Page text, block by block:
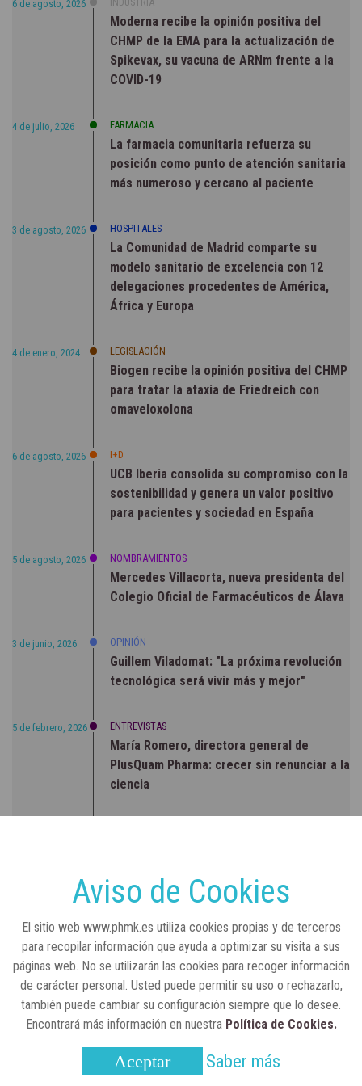
6 de agosto, 2026
Moderna recibe la opinión positiva del
CHMP de la EMA para la actualización de
Spikevax, su vacuna de ARNm frente a la
COVID-19
4 de julio, 2026 FARMACIA
La farmacia comunitaria refuerza su
posición como punto de atención sanitaria
más numeroso y cercano al paciente
3 de agosto, 2026 HOSPITALES
La Comunidad de Madrid comparte su
modelo sanitario de excelencia con 12
delegaciones procedentes de América,
África y Europa
4 de enero, 2024 LEGISLACIÓN
Biogen recibe la opinión positiva del CHMP
para tratar la ataxia de Friedreich con
omaveloxolona
6 de agosto, 2026 I+D
UCB Iberia consolida su compromiso con la
sostenibilidad y genera un valor positivo
para pacientes y sociedad en España
5 de agosto, 2026 NOMBRAMIENTOS
Mercedes Villacorta, nueva presidenta del
Colegio Oficial de Farmacéuticos de Álava
3 de junio, 2026 OPINIÓN
Guillem Viladomat: "La próxima revolución
tecnológica será vivir más y mejor"
5 de febrero, 2026 ENTREVISTAS
María Romero, directora general de
PlusQuam Pharma: crecer sin renunciar a la
ciencia
Lilly impulsa "Razones de Peso" para
visibilizar la obesidad
25 de marzo, 2023 ENTRE BASTIDORES
Real Academia Nacional de Farmacia: un
la sociedad actual
Aviso de Cookies
El sitio web www.phmk.es utiliza cookies propias y de terceros
para recopilar información que ayuda a optimizar su visita a sus
páginas web. No se utilizarán las cookies para recoger información
de carácter personal. Usted puede permitir su uso o rechazarlo,
también puede cambiar su configuración siempre que lo desee.
Encontrará más información en nuestra Política de Cookies.
Aceptar Saber más